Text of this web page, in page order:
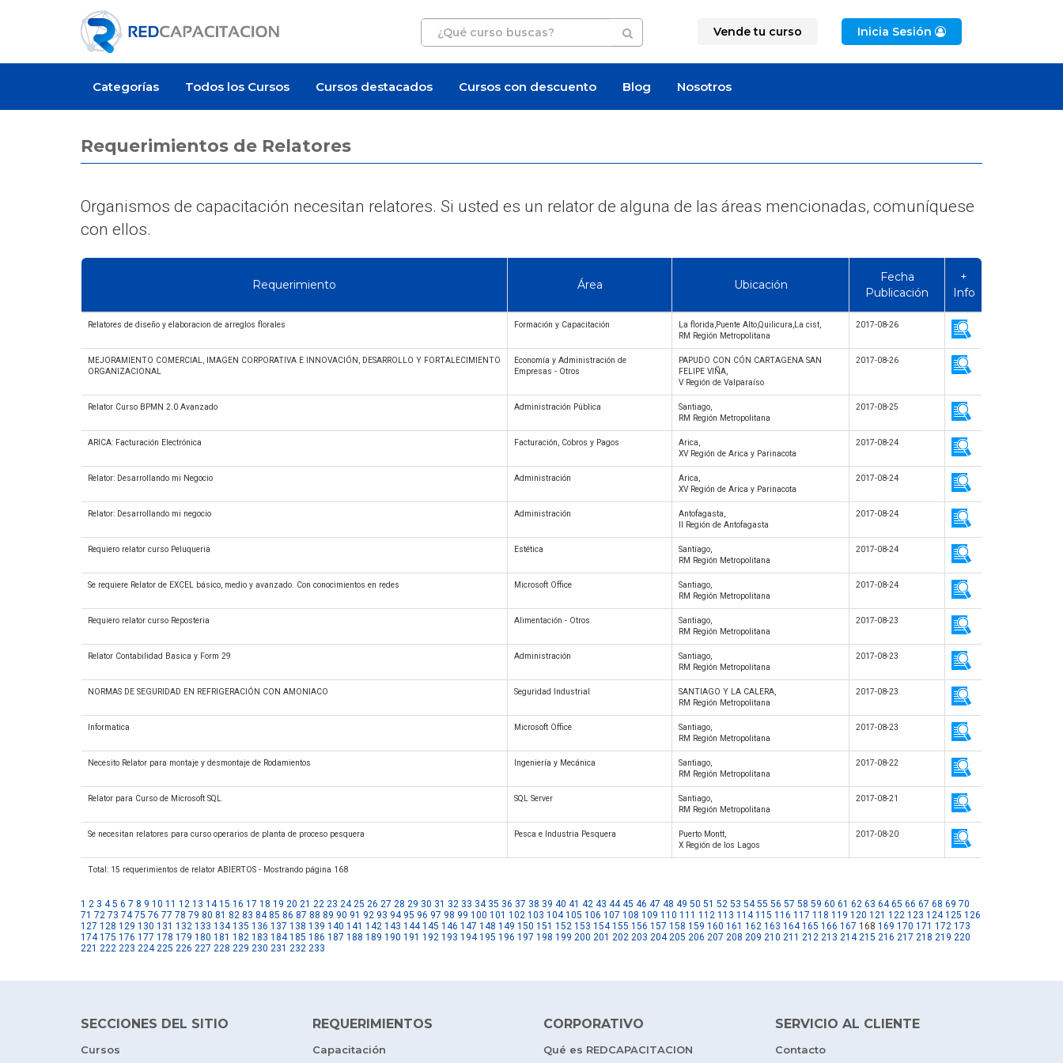
Vende tu curso Inicia Sesión
Categorías Todos los Cursos Cursos destacados Cursos con descuento Blog Nosotros
Requerimientos de Relatores
Organismos de capacitación necesitan relatores. Si usted es un relator de alguna de las áreas mencionadas, comuníquese
con ellos.
Requerimiento Área Ubicación
Fecha
Publicación
+
Info
Relatores de diseño y elaboracion de arreglos florales Formación y Capacitación
La florida,Puente Alto,Quilicura,La cist,
RM Región Metropolitana
2017-08-26
MEJORAMIENTO COMERCIAL, IMAGEN CORPORATIVA E INNOVACIÓN, DESARROLLO Y FORTALECIMIENTO
ORGANIZACIONAL
Economía y Administración de
Empresas - Otros
PAPUDO CON CÓN CARTAGENA SAN
FELIPE VIÑA,
V Región de Valparaíso
2017-08-26
Relator Curso BPMN 2.0 Avanzado Administración Pública
Santiago,
RM Región Metropolitana
2017-08-25
ARICA: Facturación Electrónica Facturación, Cobros y Pagos
Arica,
XV Región de Arica y Parinacota
2017-08-24
Relator: Desarrollando mi Negocio Administración
Arica,
XV Región de Arica y Parinacota
2017-08-24
Relator: Desarrollando mi negocio Administración
Antofagasta,
II Región de Antofagasta
2017-08-24
Requiero relator curso Peluqueria Estética
Santiago,
RM Región Metropolitana
2017-08-24
Se requiere Relator de EXCEL básico, medio y avanzado. Con conocimientos en redes Microsoft Office
Santiago,
RM Región Metropolitana
2017-08-24
Requiero relator curso Reposteria Alimentación - Otros
Santiago,
RM Región Metropolitana
2017-08-23
Relator Contabilidad Basica y Form 29 Administración
Santiago,
RM Región Metropolitana
2017-08-23
NORMAS DE SEGURIDAD EN REFRIGERACIÓN CON AMONIACO Seguridad Industrial
SANTIAGO Y LA CALERA,
RM Región Metropolitana
2017-08-23
Informatica Microsoft Office
Santiago,
RM Región Metropolitana
2017-08-23
Necesito Relator para montaje y desmontaje de Rodamientos Ingeniería y Mecánica
Santiago,
RM Región Metropolitana
2017-08-22
Relator para Curso de Microsoft SQL SQL Server
Santiago,
RM Región Metropolitana
2017-08-21
Se necesitan relatores para curso operarios de planta de proceso pesquera Pesca e Industria Pesquera
Puerto Montt,
X Región de los Lagos
2017-08-20
Total: 15 requerimientos de relator ABIERTOS - Mostrando página 168
1 2 3 4 5 6 7 8 9 10 11 12 13 14 15 16 17 18 19 20 21 22 23 24 25 26 27 28 29 30 31 32 33 34 35 36 37 38 39 40 41 42 43 44 45 46 47 48 49 50 51 52 53 54 55 56 57 58 59 60 61 62 63 64 65 66 67 68 69 70
71 72 73 74 75 76 77 78 79 80 81 82 83 84 85 86 87 88 89 90 91 92 93 94 95 96 97 98 99 100 101 102 103 104 105 106 107 108 109 110 111 112 113 114 115 116 117 118 119 120 121 122 123 124 125 126
127 128 129 130 131 132 133 134 135 136 137 138 139 140 141 142 143 144 145 146 147 148 149 150 151 152 153 154 155 156 157 158 159 160 161 162 163 164 165 166 167 168 169 170 171 172 173
174 175 176 177 178 179 180 181 182 183 184 185 186 187 188 189 190 191 192 193 194 195 196 197 198 199 200 201 202 203 204 205 206 207 208 209 210 211 212 213 214 215 216 217 218 219 220
221 222 223 224 225 226 227 228 229 230 231 232 233
SECCIONES DEL SITIO
Cursos
REQUERIMIENTOS
Capacitación
CORPORATIVO
Qué es REDCAPACITACION
SERVICIO AL CLIENTE
Contacto